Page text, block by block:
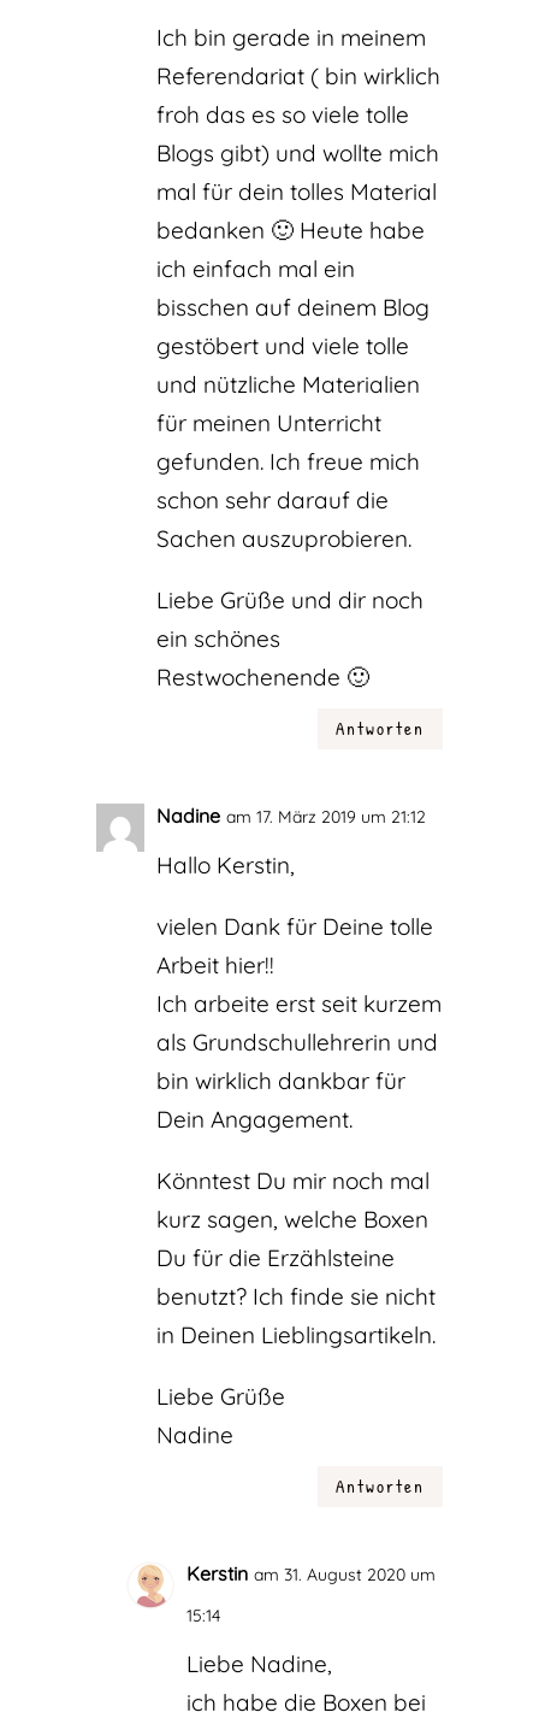
Ich bin gerade in meinem
Referendariat ( bin wirklich
froh das es so viele tolle
Blogs gibt) und wollte mich
mal für dein tolles Material
bedanken 🙂 Heute habe
ich einfach mal ein
bisschen auf deinem Blog
gestöbert und viele tolle
und nützliche Materialien
für meinen Unterricht
gefunden. Ich freue mich
schon sehr darauf die
Sachen auszuprobieren.
Liebe Grüße und dir noch
ein schönes
Restwochenende 🙂
Antworten
Nadine am 17. März 2019 um 21:12
Hallo Kerstin,
vielen Dank für Deine tolle
Arbeit hier!!
Ich arbeite erst seit kurzem
als Grundschullehrerin und
bin wirklich dankbar für
Dein Angagement.
Könntest Du mir noch mal
kurz sagen, welche Boxen
Du für die Erzählsteine
benutzt? Ich finde sie nicht
in Deinen Lieblingsartikeln.
Liebe Grüße
Nadine
Antworten
Kerstin am 31. August 2020 um
15:14
Liebe Nadine,
ich habe die Boxen bei